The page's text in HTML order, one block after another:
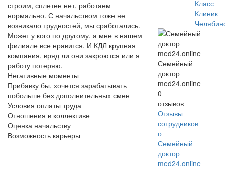
строим, сплетен нет, работаем
нормально. С начальством тоже не
возникало трудностей, мы сработались.
Может у кого по другому, а мне в нашем
филиале все нравится. И КДЛ крупная
компания, вряд ли они закроются или я
работу потеряю.
Негативные моменты
Прибавку бы, хочется зарабатывать
побольше без дополнительных смен
Условия оплаты труда
Отношения в коллективе
Оценка начальству
Возможность карьеры
Класс
Клиник
Семейный
доктор
med24.online
0
отзывов
Отзывы
сотрудников
о
Семейный
доктор
med24.online